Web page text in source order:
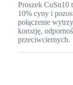
Proszek CuSn10
10% cyny i
połączenie
korozję,
przeciwciernych.